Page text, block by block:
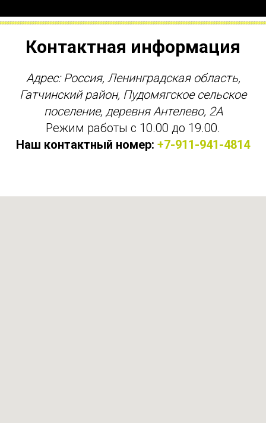
Контактная информация
Адрес: Россия, Ленинградская область,
Гатчинский район, Пудомягское сельское
поселение, деревня Антелево, 2А
Режим работы с 10.00 до 19.00.
Наш контактный номер: +7-911-941-4814